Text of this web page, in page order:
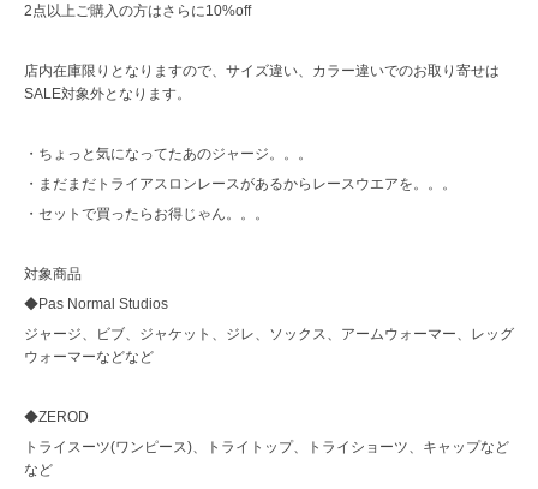
2点以上ご購入の方はさらに10%off
店内在庫限りとなりますので、サイズ違い、カラー違いでのお取り寄せは
SALE対象外となります。
・ちょっと気になってたあのジャージ。。。
・まだまだトライアスロンレースがあるからレースウエアを。。。
・セットで買ったらお得じゃん。。。
対象商品
◆Pas Normal Studios
ジャージ、ビブ、ジャケット、ジレ、ソックス、アームウォーマー、レッグ
ウォーマーなどなど
◆ZEROD
トライスーツ(ワンピース)、トライトップ、トライショーツ、キャップなど
など